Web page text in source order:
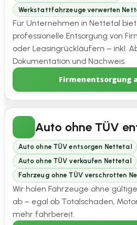
Werkstattfahrzeuge verwerten
Für Unternehmen in Nettetal
professionelle Entsorgung von
oder Leasingrückläufern – inkl.
Dokumentation und Nachweis.
Firmenentsorgung
Auto ohne TÜV
Auto ohne TÜV entsorgen Nettetal
Auto ohne TÜV verkaufen Nettetal
Fahrzeug ohne TÜV verschrotten
Wir holen Fahrzeuge ohne
ab – egal ob Totalschaden,
mehr fahrbereit.